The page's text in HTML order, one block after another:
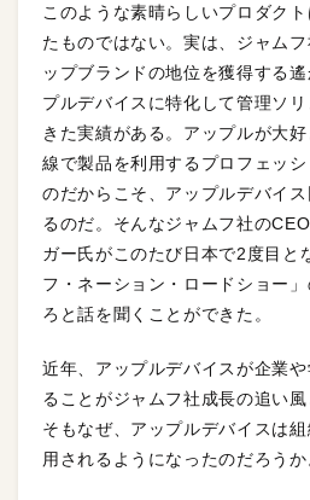
このような素晴らしいプロダク
たものではない。実は、ジャム
ップブランドの地位を獲得する
プルデバイスに特化して管理ソ
きた実績がある。アップルが大
線で製品を利用するプロフェッ
のだからこそ、アップルデバイ
るのだ。そんなジャムフ社の
ガー氏がこのたび日本で2度目と
フ・ネーション・ロードショー
ろと話を聞くことができた。
近年、アップルデバイスが企業
ることがジャムフ社成長の追い
そもなぜ、アップルデバイスは
用されるようになったのだろうか